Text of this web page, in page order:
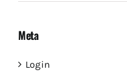
Meta
Login